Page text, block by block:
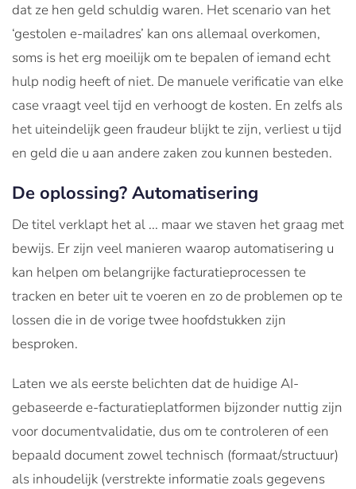
dat ze hen geld schuldig waren. Het scenario van het
‘gestolen e-mailadres’ kan ons allemaal overkomen,
soms is het erg moeilijk om te bepalen of iemand echt
hulp nodig heeft of niet. De manuele verificatie van elke
case vraagt veel tijd en verhoogt de kosten. En zelfs als
het uiteindelijk geen fraudeur blijkt te zijn, verliest u tijd
en geld die u aan andere zaken zou kunnen besteden.
De oplossing? Automatisering
De titel verklapt het al ... maar we staven het graag met
bewijs. Er zijn veel manieren waarop automatisering u
kan helpen om belangrijke facturatieprocessen te
tracken en beter uit te voeren en zo de problemen op te
lossen die in de vorige twee hoofdstukken zijn
besproken.
Laten we als eerste belichten dat de huidige AI-
gebaseerde e-facturatieplatformen bijzonder nuttig zijn
voor documentvalidatie, dus om te controleren of een
bepaald document zowel technisch (formaat/structuur)
als inhoudelijk (verstrekte informatie zoals gegevens